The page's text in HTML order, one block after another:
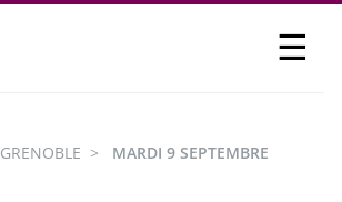
☰
PARTICIPER
GRENOBLE MARDI 9 SEPTEMBRE